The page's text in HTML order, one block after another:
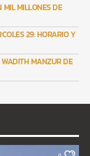
MILLONES DE
29: HORARIO Y
MANZUR DE